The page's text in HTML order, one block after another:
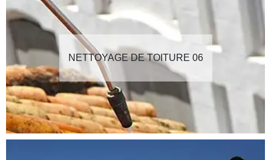
NETTOYAGE DE TOITURE 06